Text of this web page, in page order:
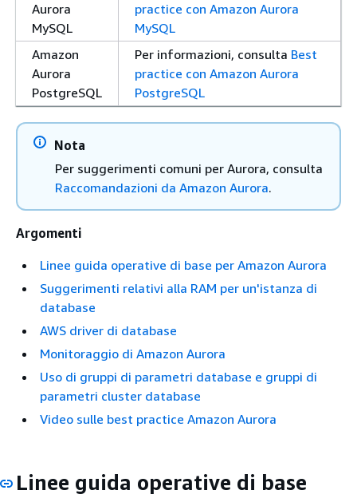
Aurora
MySQL
practice con Amazon Aurora
MySQL
Amazon
Aurora
PostgreSQL
Per informazioni, consulta Best
practice con Amazon Aurora
PostgreSQL
Nota
Per suggerimenti comuni per Aurora, consulta
Raccomandazioni da Amazon Aurora.
Argomenti
Linee guida operative di base per Amazon Aurora
Suggerimenti relativi alla RAM per un'istanza di
database
AWS driver di database
Monitoraggio di Amazon Aurora
Uso di gruppi di parametri database e gruppi di
parametri cluster database
Video sulle best practice Amazon Aurora
Linee guida operative di base